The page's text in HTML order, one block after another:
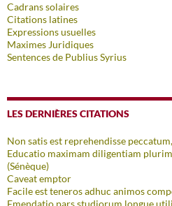
Cadrans solaires
Citations latines
Expressions usuelles
Maximes Juridiques
Sentences de Publius Syrius
LES DERNIÈRES CITATIONS
Non satis est reprehendisse
Educatio maximam diligentiam
(Sénèque)
Caveat emptor
Facile est teneros adhuc animos